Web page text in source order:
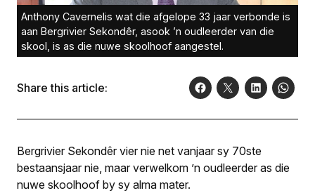
Anthony Cavernelis wat die afgelope 33 jaar verbonde is
aan Bergrivier Sekondêr, asook ’n oudleerder van die
skool, is as die nuwe skoolhoof aangestel.
Share this article:
Bergrivier Sekondêr vier nie net vanjaar sy 70ste
bestaansjaar nie, maar verwelkom ’n oudleerder as die
nuwe skoolhoof by sy alma mater.